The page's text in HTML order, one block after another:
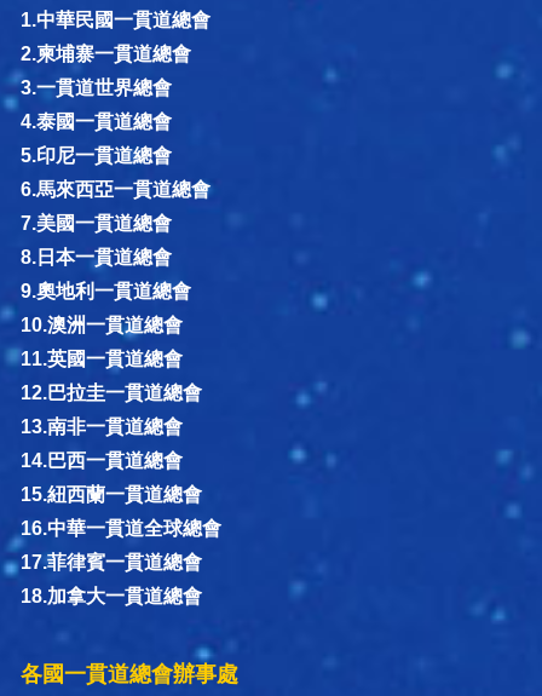
1.中華民國一貫道總會
2.柬埔寨一貫道總會
3.一貫道世界總會
4.泰國一貫道總會
5.印尼一貫道總會
6.馬來西亞一貫道總會
7.美國一貫道總會
8.日本一貫道總會
9.奧地利一貫道總會
10.澳洲一貫道總會
11.英國一貫道總會
12.巴拉圭一貫道總會
13.南非一貫道總會
14.巴西一貫道總會
15.紐西蘭一貫道總會
16.中華一貫道全球總會
17.菲律賓一貫道總會
18.加拿大一貫道總會
各國一貫道總會辦事處